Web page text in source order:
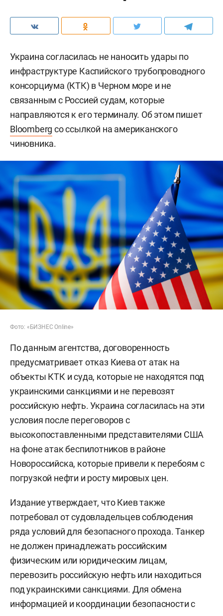
Украина согласилась не наносить удары по
инфраструктуре Каспийского трубопроводного
консорциума (КТК) в Черном море и не
связанным с Россией судам, которые
направляются к его терминалу. Об этом пишет
Bloomberg со ссылкой на американского
чиновника.
Фото: «БИЗНЕС Online»
По данным агентства, договоренность
предусматривает отказ Киева от атак на
объекты КТК и суда, которые не находятся под
украинскими санкциями и не перевозят
российскую нефть. Украина согласилась на эти
условия после переговоров с
высокопоставленными представителями США
на фоне атак беспилотников в районе
Новороссийска, которые привели к перебоям с
погрузкой нефти и росту мировых цен.
Издание утверждает, что Киев также
потребовал от судовладельцев соблюдения
ряда условий для безопасного прохода. Танкер
не должен принадлежать российским
физическим или юридическим лицам,
перевозить российскую нефть или находиться
под украинскими санкциями. Для обмена
информацией и координации безопасности с